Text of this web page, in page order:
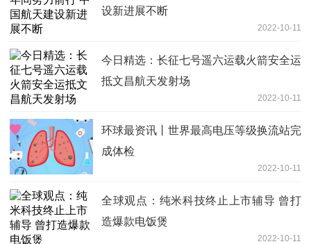
设新进展不断
2022-10-11
今日精选：长征七号遥六运载火箭安全运
抵文昌航天发射场
2022-10-11
环球最资讯丨世界最高电压等级换流站完
成体检
2022-10-11
全球观点：纯米科技终止上市辅导 曾打
造爆款电饭煲
2022-10-11